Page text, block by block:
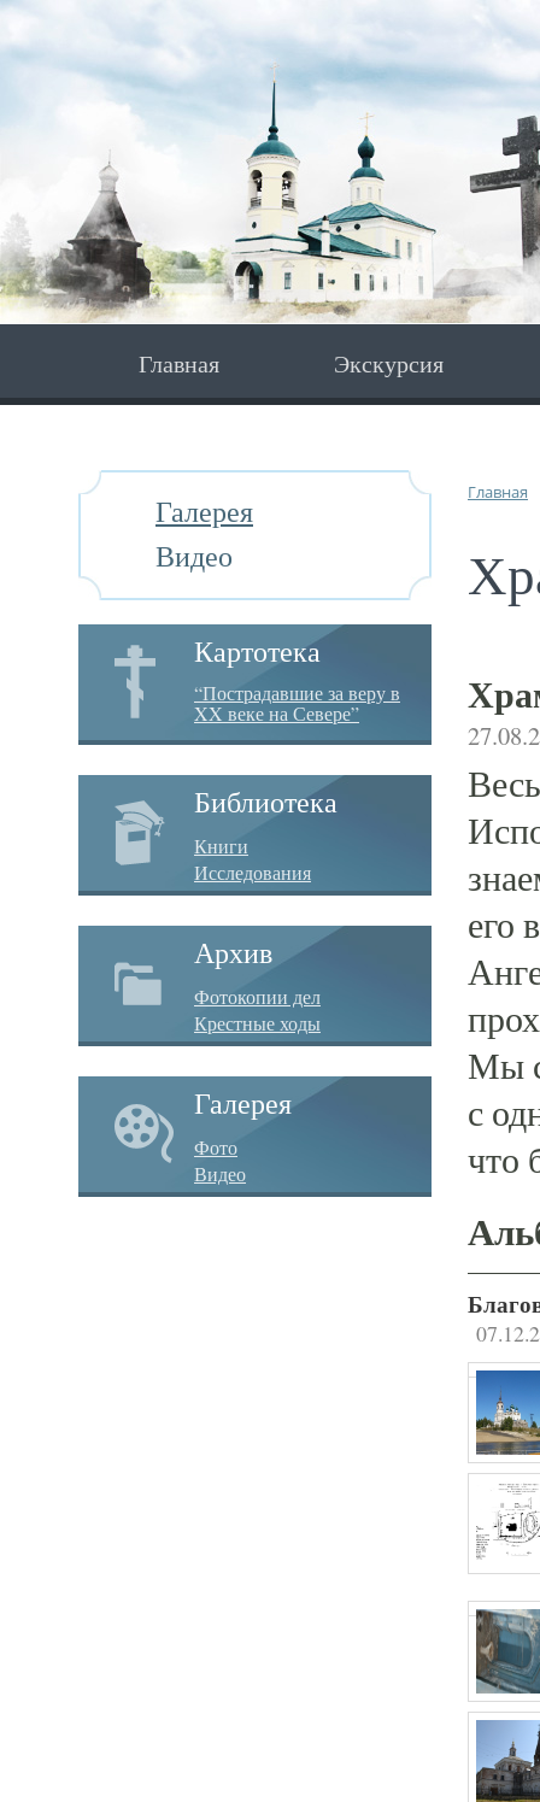
Главная Экскурсия
Галерея
Видео
Картотека
“Пострадавшие за веру в
XX веке на Севере”
Библиотека
Книги
Исследования
Архив
Фотокопии дел
Крестные ходы
Галерея
Фото
Видео
Главная
его
Мы
с
что